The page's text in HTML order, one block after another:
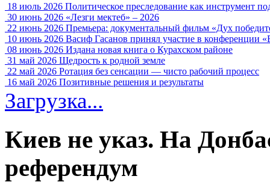
18 июль 2026 Политическое преследование как инструмент
30 июнь 2026 «Лезги мектеб» – 2026
22 июнь 2026 Премьера: документальный фильм «Дух
10 июнь 2026 Васиф Гасанов принял участие в конференции
08 июнь 2026 Издана новая книга о Курахском районе
31 май 2026 Щедрость к родной земле
22 май 2026 Ротация без сенсации — чисто рабочий процесс
16 май 2026 Позитивные решения и результаты
Загрузка...
Киев не указ. На
референдум